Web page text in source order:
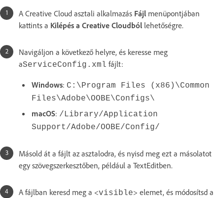
A Creative Cloud asztali alkalmazás Fájl menüpontjában
kattints a Kilépés a Creative Cloudból lehetőségre.
Navigáljon a következő helyre, és keresse meg
aServiceConfig.xml fájlt:
Windows: C:\Program Files (x86)\Common
Files\Adobe\OOBE\Configs\
macOS: /Library/Application
Support/Adobe/OOBE/Config/
Másold át a fájlt az asztalodra, és nyisd meg ezt a másolatot
egy szövegszerkesztőben, például a TextEditben.
A fájlban keresd meg a <visible> elemet, és módosítsd a